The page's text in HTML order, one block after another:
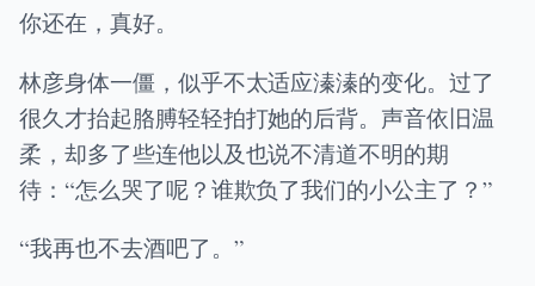
你还在，真好。
林彦身体一僵，似乎不太适应溱溱的变化。过了
很久才抬起胳膊轻轻拍打她的后背。声音依旧温
柔，却多了些连他以及也说不清道不明的期
待：“怎么哭了呢？谁欺负了我们的小公主了？”
“我再也不去酒吧了。”